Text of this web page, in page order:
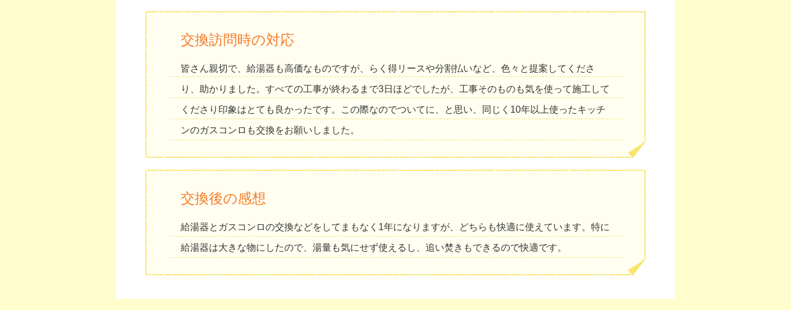
交換訪問時の対応
皆さん親切で、給湯器も高価なものですが、らく得リースや分割払いなど、色々と提案してくださ
り、助かりました。すべての工事が終わるまで3日ほどでしたが、工事そのものも気を使って施工して
くださり印象はとても良かったです。この際なのでついてに、と思い、同じく10年以上使ったキッチ
ンのガスコンロも交換をお願いしました。
交換後の感想
給湯器とガスコンロの交換などをしてまもなく1年になりますが、どちらも快適に使えています。特に
給湯器は大きな物にしたので、湯量も気にせず使えるし、追い焚きもできるので快適です。